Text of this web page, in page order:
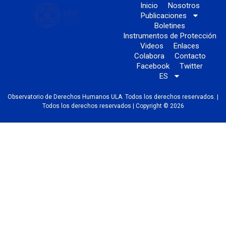
Inicio
Nosotros
Publicaciones
Boletines
Instrumentos de Protección
Videos
Enlaces
Colabora
Contacto
Facebook
Twitter
ES
Observatorio de Derechos Humanos ULA. Todos los derechos reservados. |
Todos los derechos reservados | Copyright © 2026